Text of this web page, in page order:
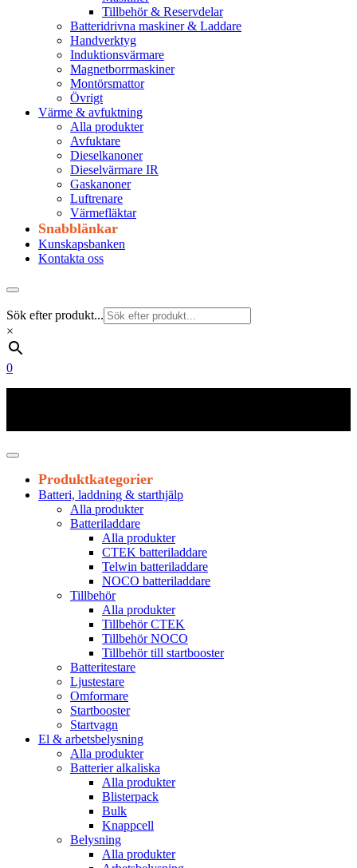
Tillbehör & Reservdelar
Batteridrivna maskiner & Laddare
Handverktyg
Induktionsvärmare
Magnetborrmaskiner
Montörsmattor
Övrigt
Värme & avfuktning
Alla produkter
Avfuktare
Dieselkanoner
Dieselvärmare IR
Gaskanoner
Luftrenare
Värmefläktar
Snabblänkar
Kunskapsbanken
Kontakta oss
Sök efter produkt...
×
0
Produktkategorier
Batteri, laddning & starthjälp
Alla produkter
Batteriladdare
Alla produkter
CTEK batteriladdare
Telwin batteriladdare
NOCO batteriladdare
Tillbehör
Alla produkter
Tillbehör CTEK
Tillbehör NOCO
Tillbehör till startbooster
Batteritestare
Ljustestare
Omformare
Startbooster
Startvagn
El & arbetsbelysning
Alla produkter
Batterier alkaliska
Alla produkter
Blisterpack
Bulk
Knappcell
Belysning
Alla produkter